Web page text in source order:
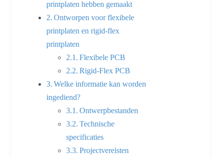
printplaten hebben gemaakt
Ontworpen voor flexibele
printplaten en rigid-flex
printplaten
Flexibele PCB
Rigid-Flex PCB
Welke informatie kan worden
ingediend?
Ontwerpbestanden
Technische
specificaties
Projectvereisten